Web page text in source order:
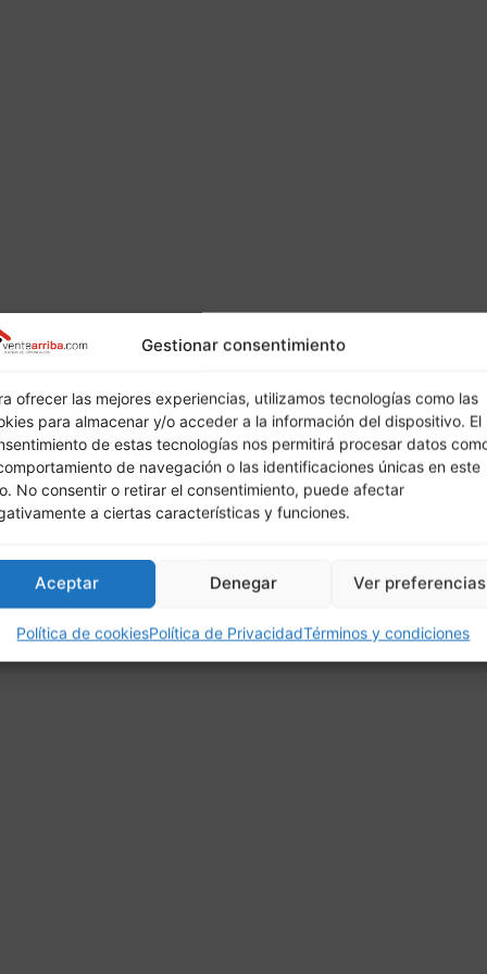
Gestionar consentimiento
ofrecer las mejores experiencias, utilizamos tecnologías como las
para almacenar y/o acceder a la información del dispositivo. El
de estas tecnologías nos permitirá procesar datos
de navegación o las identificaciones únicas en este
No consentir o retirar el consentimiento, puede afectar
a ciertas características y funciones.
Aceptar Denegar Ver preferencias
Política de cookiesPolítica de PrivacidadTérminos y condiciones